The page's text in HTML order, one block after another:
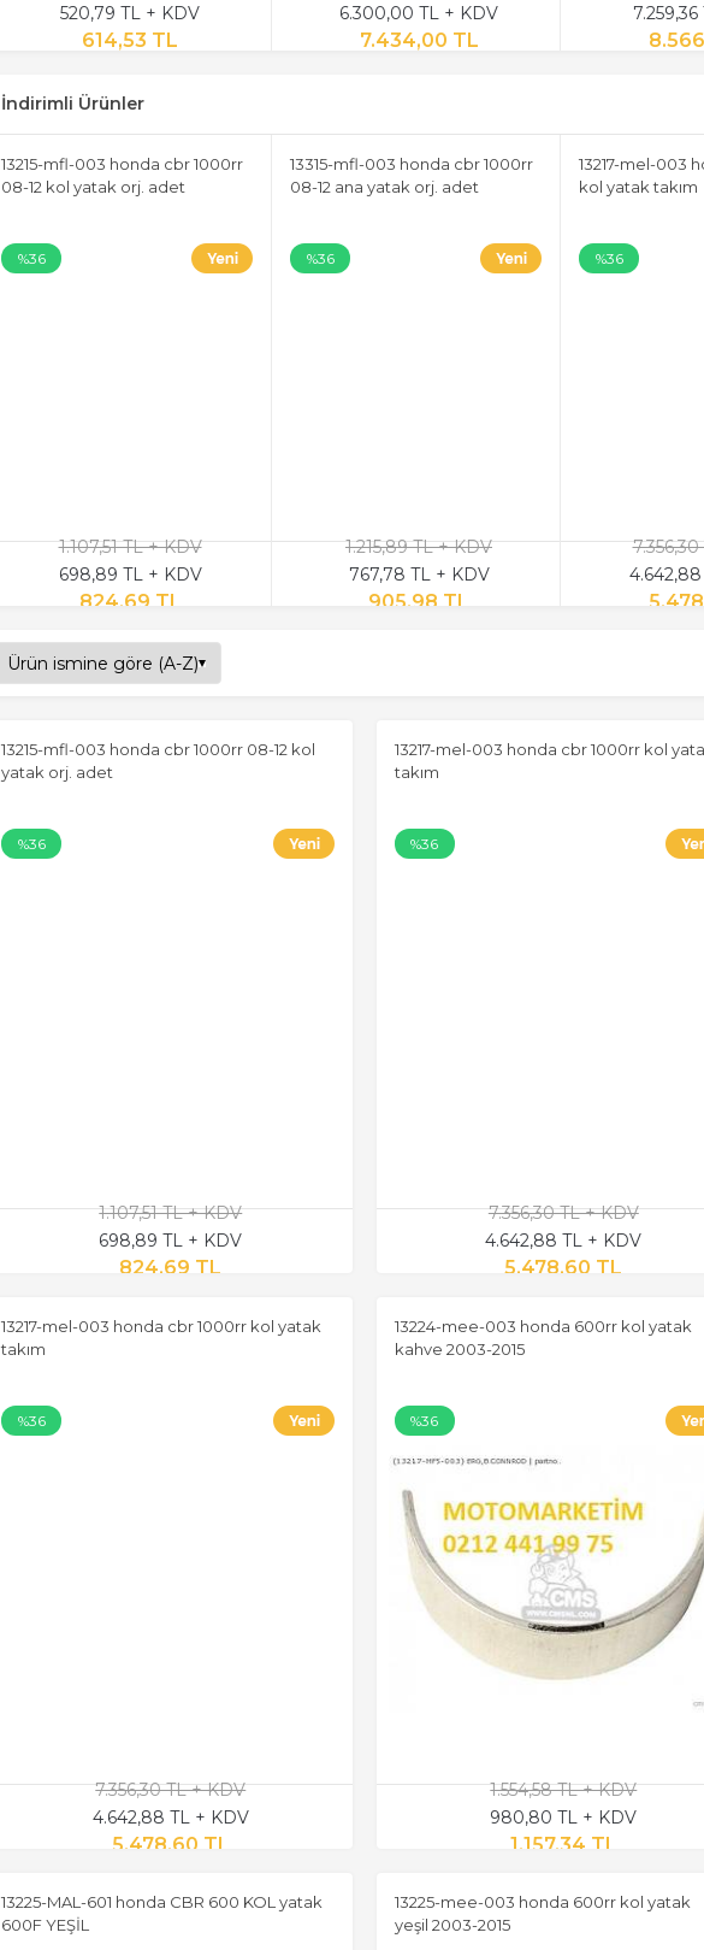
520,79 TL + KDV
614,53 TL
6.300,00 TL + KDV
7.434,00 TL
İndirimli Ürünler
13215-mfl-003 honda cbr 1000rr
08-12 kol yatak orj. adet
%36
1.107,51 TL + KDV
698,89 TL + KDV
824,69 TL
13315-mfl-003 honda cbr 1000rr
08-12 ana yatak orj. adet
%36
1.215,89 TL + KDV
767,78 TL + KDV
905,98 TL
13217-mel-003
kol yatak takım
%36
13215-mfl-003 honda cbr 1000rr 08-12 kol
yatak orj. adet
%36
1.107,51 TL + KDV
698,89 TL + KDV
824,69 TL
13217-mel-003 honda cbr 1000rr kol
takım
%36
7.356,30 TL + KDV
4.642,88 TL + KDV
5.478,60 TL
13217-mel-003 honda cbr 1000rr kol yatak
takım
%36
7.356,30 TL + KDV
4.642,88 TL + KDV
5.478,60 TL
13224-mee-003 honda 600rr kol yatak
kahve 2003-2015
%36
1.554,58 TL + KDV
980,80 TL + KDV
1.157,34 TL
13225-MAL-601 honda CBR 600 KOL yatak
600F YEŞİL
13225-mee-003 honda 600rr kol yatak
yeşil 2003-2015